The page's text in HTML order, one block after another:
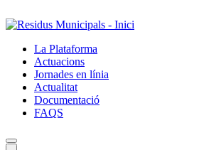
al
principalLa Plataforma
Actuacions
Jornades en línia
Actualitat
Documentació
FAQS